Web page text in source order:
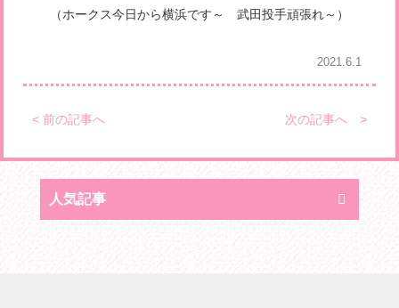
（ホークス今日から横浜です～ 武田投手頑張れ～）
2021.6.1
< 前の記事へ 次の記事へ >
人気記事